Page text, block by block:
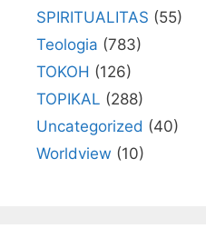
SPIRITUALITAS (55)
Teologia (783)
TOKOH (126)
TOPIKAL (288)
Uncategorized (40)
Worldview (10)